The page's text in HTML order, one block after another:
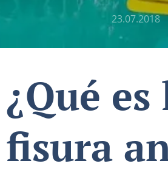
23.07.2018
¿Qué es
fisura